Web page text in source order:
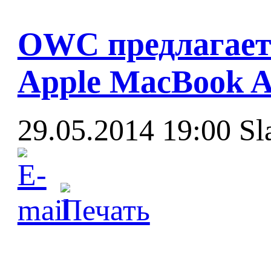
OWC
Apple MacBook
29.05.2014 19:00